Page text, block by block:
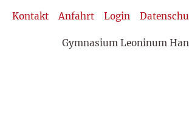
Kontakt Anfahrt Login
Gymnasium Leoninum